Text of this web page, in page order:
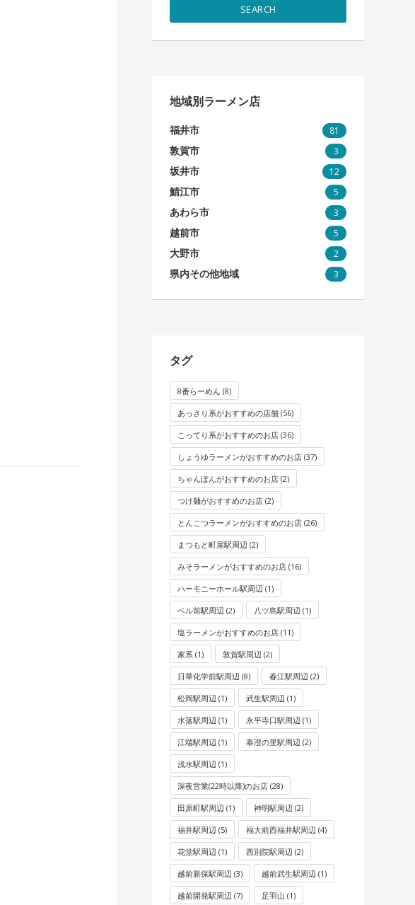
SEARCH
地域別ラーメン店
福井市 81
敦賀市 3
坂井市 12
鯖江市 5
あわら市 3
越前市 5
大野市 2
県内その他地域 3
タグ
8番らーめん (8)
あっさり系がおすすめの店舗 (56)
こってり系がおすすめのお店 (36)
しょうゆラーメンがおすすめのお店 (37)
ちゃんぽんがおすすめのお店 (2)
つけ麺がおすすめのお店 (2)
とんこつラーメンがおすすめのお店 (26)
まつもと町屋駅周辺 (2)
みそラーメンがおすすめのお店 (16)
ハーモニーホール駅周辺 (1)
ベル前駅周辺 (2) 八ツ島駅周辺 (1)
塩ラーメンがおすすめのお店 (11)
家系 (1) 敦賀駅周辺 (2)
日華化学前駅周辺 (8) 春江駅周辺 (2)
松岡駅周辺 (1) 武生駅周辺 (1)
水落駅周辺 (1) 永平寺口駅周辺 (1)
江端駅周辺 (1) 泰澄の里駅周辺 (2)
浅水駅周辺 (1)
深夜営業(22時以降)のお店 (28)
田原町駅周辺 (1) 神明駅周辺 (2)
福井駅周辺 (5) 福大前西福井駅周辺 (4)
花堂駅周辺 (1) 西別院駅周辺 (2)
越前新保駅周辺 (3) 越前武生駅周辺 (1)
越前開発駅周辺 (7) 足羽山 (1)